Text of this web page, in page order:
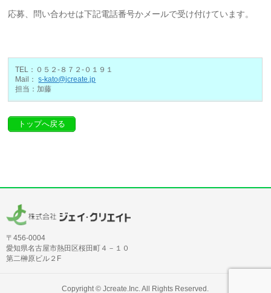
応募、問い合わせは下記電話番号かメールで受け付けています。
TEL：０５２-８７２-０１９１
Mail：s-kato@jcreate.jp
担当：加藤
トップへ戻る
〒456-0004
愛知県名古屋市熱田区桜田町４－１０
第二榊原ビル２F
Copyright ©Jcreate.Inc. All Rights Reserved.